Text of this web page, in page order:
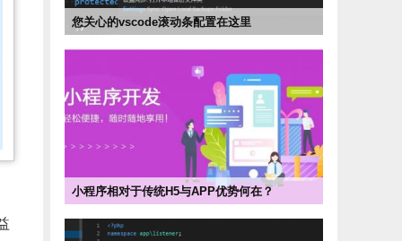
您关心的vscode滚动条配置在这里
小程序相对于传统H5与APP优势何在？